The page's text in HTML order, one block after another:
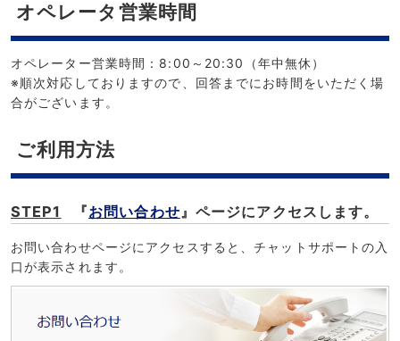
オペレータ営業時間
オペレーター営業時間：8:00～20:30（年中無休）
※順次対応しておりますので、回答までにお時間をいただく場
合がございます。
ご利用方法
STEP1 『お問い合わせ』ページにアクセスします。
お問い合わせページにアクセスすると、チャットサポートの入
口が表示されます。